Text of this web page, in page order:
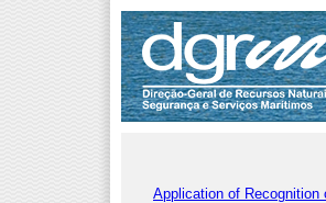
Application of Recognition